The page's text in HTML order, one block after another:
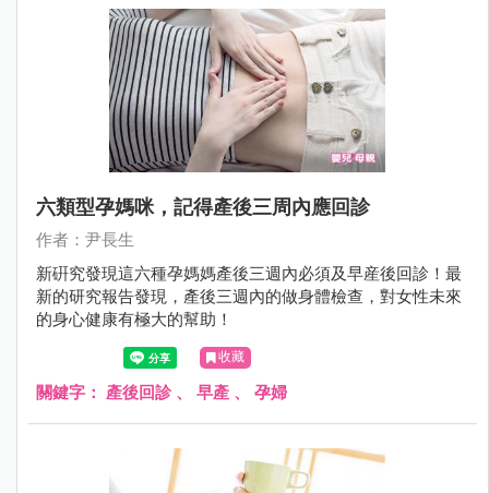
六類型孕媽咪，記得產後三周內應回診
作者：尹長生
新硏究發現這六種孕媽媽產後三週內必須及早産後回診！最
新的研究報告發現，產後三週內的做身體檢查，對女性未來
的身心健康有極大的幫助！
收藏
關鍵字： 產後回診 、 早產 、 孕婦